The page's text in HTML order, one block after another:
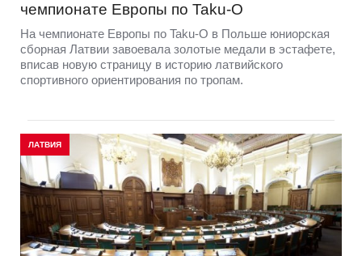
чемпионате Европы по Taku-O
На чемпионате Европы по Taku-O в Польше юниорская
сборная Латвии завоевала золотые медали в эстафете,
вписав новую страницу в историю латвийского
спортивного ориентирования по тропам.
ЛАТВИЯ